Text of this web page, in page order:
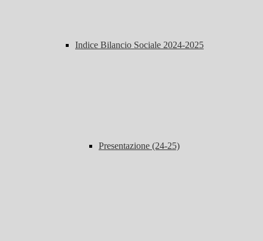
Indice Bilancio Sociale 2024-2025
Presentazione (24-25)